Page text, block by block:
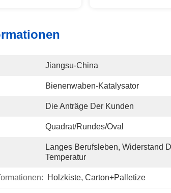
Jiangsu-China
Bienenwaben-Katalysator
Die Anträge Der Kunden
Quadrat/rundes/Oval
Langes Berufsleben, Widerstand
Temperatur
Holzkiste, Carton+Palletize